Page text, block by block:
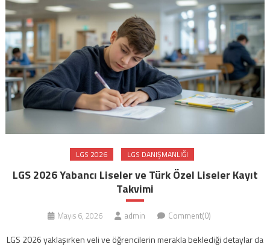
LGS 2026 LGS DANIŞMANLIĞI
LGS 2026 Yabancı Liseler ve Türk Özel Liseler Kayıt
Takvimi
Mayıs 6, 2026 admin Comment(0)
LGS 2026 yaklaşırken veli ve öğrencilerin merakla beklediği detaylar da